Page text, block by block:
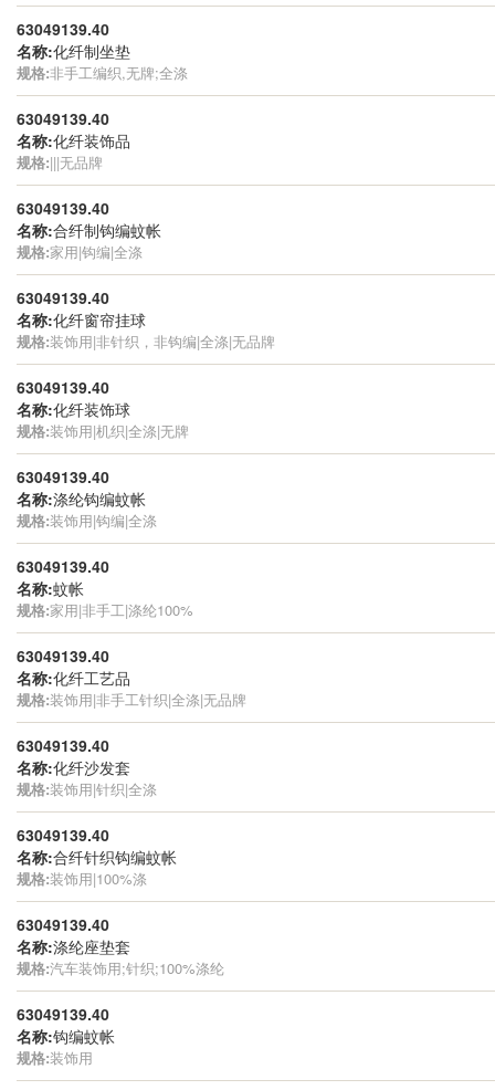
63049139.40
名称:化纤制坐垫
规格:非手工编织,无牌;全涤
63049139.40
名称:化纤装饰品
规格:|||无品牌
63049139.40
名称:合纤制钩编蚊帐
规格:家用|钩编|全涤
63049139.40
名称:化纤窗帘挂球
规格:装饰用|非针织，非钩编|全涤|无品牌
63049139.40
名称:化纤装饰球
规格:装饰用|机织|全涤|无牌
63049139.40
名称:涤纶钩编蚊帐
规格:装饰用|钩编|全涤
63049139.40
名称:蚊帐
规格:家用|非手工|涤纶100%
63049139.40
名称:化纤工艺品
规格:装饰用|非手工针织|全涤|无品牌
63049139.40
名称:化纤沙发套
规格:装饰用|针织|全涤
63049139.40
名称:合纤针织钩编蚊帐
规格:装饰用|100%涤
63049139.40
名称:涤纶座垫套
规格:汽车装饰用;针织;100%涤纶
63049139.40
名称:钩编蚊帐
规格:装饰用